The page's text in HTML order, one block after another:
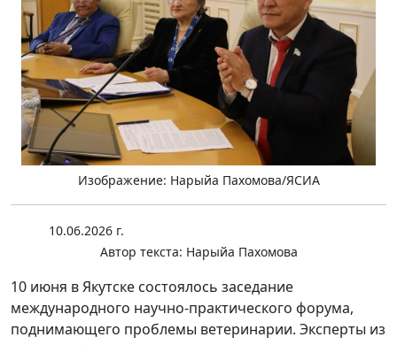
Изображение: Нарыйа Пахомова/ЯСИА
10.06.2026 г.
Автор текста: Нарыйа Пахомова
10 июня в Якутске состоялось заседание
международного научно-практического форума,
поднимающего проблемы ветеринарии. Эксперты из